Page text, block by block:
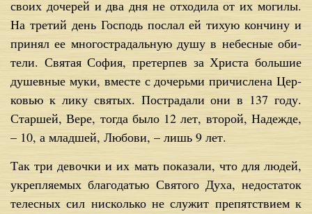
сво­их до­че­рей и два дня не от­хо­ди­ла от их мо­ги­лы.
На тре­тий день Гос­подь по­слал ей тихую кон­чи­ну и
при­нял ее мно­го­стра­даль­ную ду­шу в небес­ные оби­
те­ли. Свя­тая Со­фия, пре­тер­пев за Хри­ста боль­шие
ду­шев­ные му­ки, вме­сте с до­черь­ми при­чис­ле­на Цер­
ко­вью к ли­ку свя­тых. По­стра­да­ли они в 137 го­ду.
Стар­шей, Ве­ре, то­гда бы­ло 12 лет, вто­рой, На­деж­де,
– 10, а млад­шей, Лю­бо­ви, – лишь 9 лет.
Так три де­воч­ки и их мать по­ка­за­ли, что для лю­дей,
укреп­ля­е­мых бла­го­да­тью Свя­то­го Ду­ха, недо­ста­ток
те­лес­ных сил ни­сколь­ко не слу­жит пре­пят­стви­ем к